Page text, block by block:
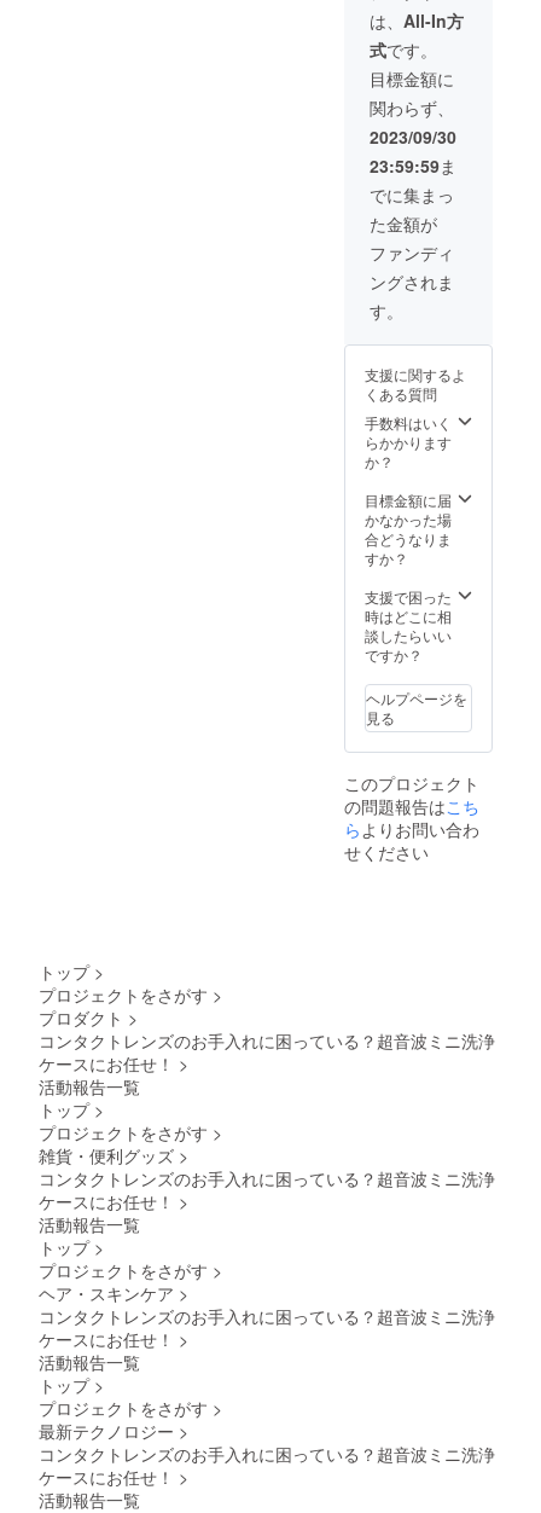
しまし
ては一
部変更
になる
可能性
もござ
いま
す。ご
了承く
ださ
い。
は、生
産、配
送状況
により
遅れる
可能性
もござ
いま
す。 ※
送料込
の価格
となり
ます。
※商品の
仕様、
しまし
部変更
になる
可能性
もござ
いま
了承く
ださ
い。
は、 All-In方
式です。
目標金額に
関わらず、
2023/09/30
23:59:59ま
でに集まっ
た金額が
ファンディ
ングされま
す。
支援に関するよ
くある質問
手数料はいく
らかかります
か？
目標金額に届
かなかった場
合どうなりま
すか？
支援で困った
時はどこに相
談したらいい
ですか？
ヘルプページを
見る
このプロジェクト
の問題報告はこち
ら よりお問い合わ
せください
トップ >
プロジェクトをさがす >
プロダクト >
コンタクトレンズのお手入れに困っている？超音波ミニ洗浄
ケースにお任せ！ >
活動報告一覧
トップ >
プロジェクトをさがす >
雑貨・便利グッズ >
コンタクトレンズのお手入れに困っている？超音波ミニ洗浄
ケースにお任せ！ >
活動報告一覧
トップ >
プロジェクトをさがす >
ヘア・スキンケア >
コンタクトレンズのお手入れに困っている？超音波ミニ洗浄
ケースにお任せ！ >
活動報告一覧
トップ >
プロジェクトをさがす >
最新テクノロジー >
コンタクトレンズのお手入れに困っている？超音波ミニ洗浄
ケースにお任せ！ >
活動報告一覧